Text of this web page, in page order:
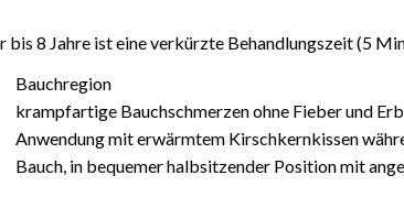
bis 8 Jahre ist eine verkürzte Behandlungszeit (5
Bauchregion
krampfartige Bauchschmerzen ohne Fieber und
Anwendung mit erwärmtem Kirschkernkissen
Bauch, in bequemer halbsitzender Position mit